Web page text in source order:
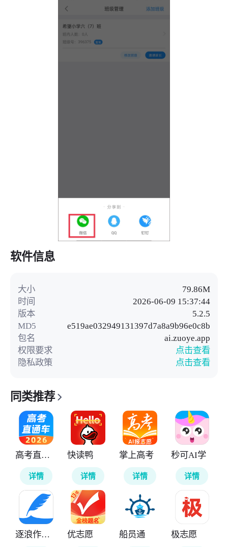
软件信息
大小
79.86M
时间
2026-06-09 15:37:44
版本
5.2.5
MD5
e519ae032949131397d7a8a9b96e0c8b
包名
ai.zuoye.app
权限要求
点击查看
隐私政策
点击查看
同类推荐
高考直通车
详情
快读鸭
详情
掌上高考
详情
秒可AI学
详情
逐浪作家助手 优志愿 船员通 极志愿